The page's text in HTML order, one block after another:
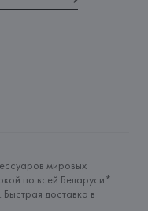
мировых
по всей Беларуси*.
доставка в